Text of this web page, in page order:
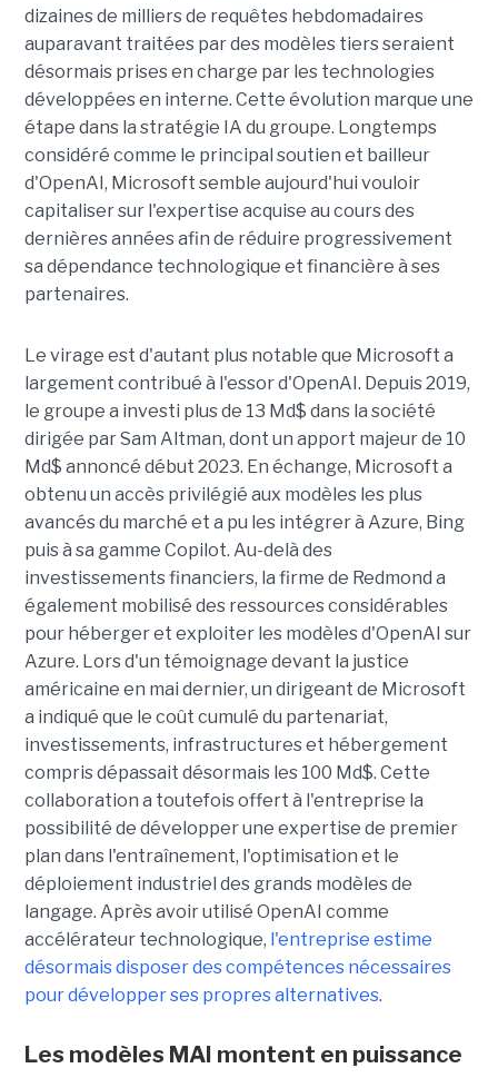
dizaines de milliers de requêtes hebdomadaires
auparavant traitées par des modèles tiers seraient
désormais prises en charge par les technologies
développées en interne. Cette évolution marque une
étape dans la stratégie IA du groupe. Longtemps
considéré comme le principal soutien et bailleur
d'OpenAI, Microsoft semble aujourd'hui vouloir
capitaliser sur l'expertise acquise au cours des
dernières années afin de réduire progressivement
sa dépendance technologique et financière à ses
partenaires.
Le virage est d'autant plus notable que Microsoft a
largement contribué à l'essor d'OpenAI. Depuis 2019,
le groupe a investi plus de 13 Md$ dans la société
dirigée par Sam Altman, dont un apport majeur de 10
Md$ annoncé début 2023. En échange, Microsoft a
obtenu un accès privilégié aux modèles les plus
avancés du marché et a pu les intégrer à Azure, Bing
puis à sa gamme Copilot. Au-delà des
investissements financiers, la firme de Redmond a
également mobilisé des ressources considérables
pour héberger et exploiter les modèles d'OpenAI sur
Azure. Lors d'un témoignage devant la justice
américaine en mai dernier, un dirigeant de Microsoft
a indiqué que le coût cumulé du partenariat,
investissements, infrastructures et hébergement
compris dépassait désormais les 100 Md$. Cette
collaboration a toutefois offert à l'entreprise la
possibilité de développer une expertise de premier
plan dans l'entraînement, l'optimisation et le
déploiement industriel des grands modèles de
langage. Après avoir utilisé OpenAI comme
accélérateur technologique, l'entreprise estime
désormais disposer des compétences nécessaires
pour développer ses propres alternatives.
Les modèles MAI montent en puissance